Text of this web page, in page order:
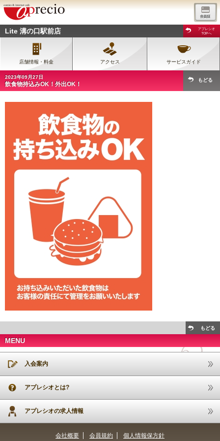
Lite 溝の口駅前店
アプレシオ
TOPへ
店舗情報・料金 アクセス サービスガイド
2023年09月27日
飲食物持込みOK！外出OK！
もどる
もどる
MENU
入会案内
アプレシオとは?
アプレシオの求人情報
会社概要 会員規約 個人情報保方針